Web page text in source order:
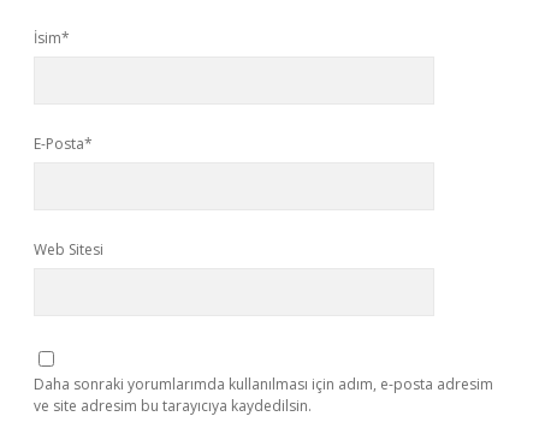
İsim*
E-Posta*
Web Sitesi
Daha sonraki yorumlarımda kullanılması için adım, e-posta adresim
ve site adresim bu tarayıcıya kaydedilsin.